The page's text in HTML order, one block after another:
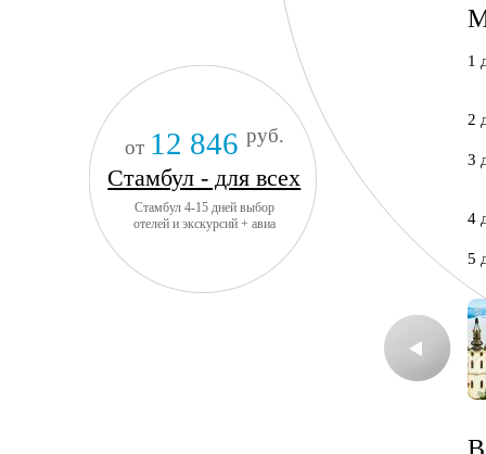
от 12 846 руб.
Стамбул - для всех
Стамбул 4-15 дней выбор
отелей и экскурсий + авиа
1
2
3
4
5